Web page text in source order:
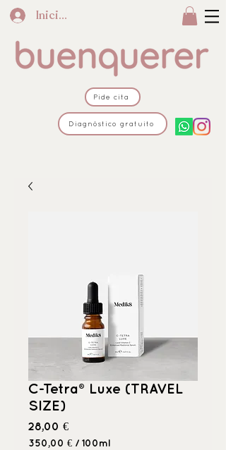
Iniciar sesión
Pide cita
Diagnóstico gratuito
C-Tetra® Luxe (TRAVEL
SIZE)
28,00 €Precio
350,00 € / 100ml